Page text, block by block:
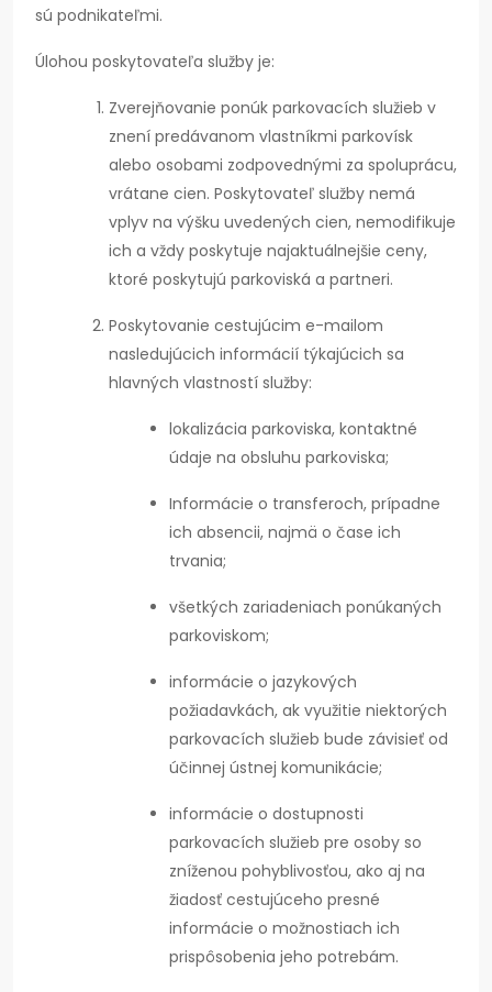
sú podnikateľmi.
Úlohou poskytovateľa služby je:
Zverejňovanie ponúk parkovacích služieb v
znení predávanom vlastníkmi parkovísk
alebo osobami zodpovednými za spoluprácu,
vrátane cien. Poskytovateľ služby nemá
vplyv na výšku uvedených cien, nemodifikuje
ich a vždy poskytuje najaktuálnejšie ceny,
ktoré poskytujú parkoviská a partneri.
Poskytovanie cestujúcim e-mailom
nasledujúcich informácií týkajúcich sa
hlavných vlastností služby:
lokalizácia parkoviska, kontaktné
údaje na obsluhu parkoviska;
Informácie o transferoch, prípadne
ich absencii, najmä o čase ich
trvania;
všetkých zariadeniach ponúkaných
parkoviskom;
informácie o jazykových
požiadavkách, ak využitie niektorých
parkovacích služieb bude závisieť od
účinnej ústnej komunikácie;
informácie o dostupnosti
parkovacích služieb pre osoby so
zníženou pohyblivosťou, ako aj na
žiadosť cestujúceho presné
informácie o možnostiach ich
prispôsobenia jeho potrebám.